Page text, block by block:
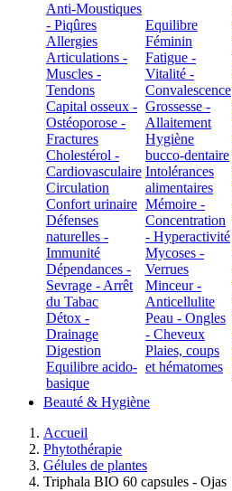
Anti-Moustiques
- Piqûres
Allergies
Articulations -
Muscles -
Tendons
Capital osseux -
Ostéoporose -
Fractures
Cholestérol -
Cardiovasculaire
Circulation
Confort urinaire
Défenses
naturelles -
Immunité
Dépendances -
Sevrage - Arrêt
du Tabac
Détox -
Drainage
Digestion
Equilibre acido-
basique
Equilibre
Féminin
Fatigue -
Vitalité -
Convalescence
Grossesse -
Allaitement
Hygiène
bucco-dentaire
Intolérances
alimentaires
Mémoire -
Concentration
- Hyperactivité
Mycoses -
Verrues
Minceur -
Anticellulite
Peau - Ongles
- Cheveux
Plaies, coups
et hématomes
Beauté & Hygiène
Accueil
Phytothérapie
Gélules de plantes
Triphala BIO 60 capsules - Ojas